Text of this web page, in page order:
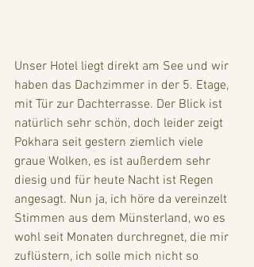
Unser Hotel liegt direkt am See und wir
haben das Dachzimmer in der 5. Etage,
mit Tür zur Dachterrasse. Der Blick ist
natürlich sehr schön, doch leider zeigt
Pokhara seit gestern ziemlich viele
graue Wolken, es ist außerdem sehr
diesig und für heute Nacht ist Regen
angesagt. Nun ja, ich höre da vereinzelt
Stimmen aus dem Münsterland, wo es
wohl seit Monaten durchregnet, die mir
zuflüstern, ich solle mich nicht so